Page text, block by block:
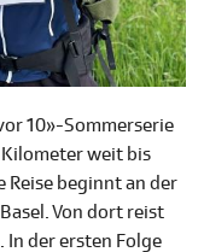
10»-Sommerserie
weit bis
Reise beginnt an der
Von dort reist
der ersten Folge